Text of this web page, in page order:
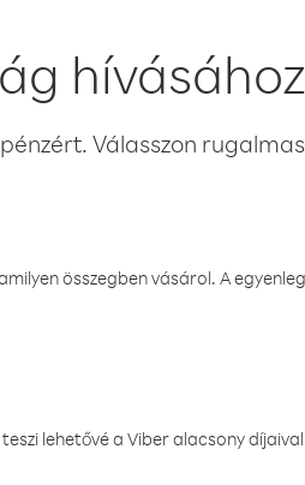
Válasszon
összegben vásárol. A
lehetővé a Viber alacsony